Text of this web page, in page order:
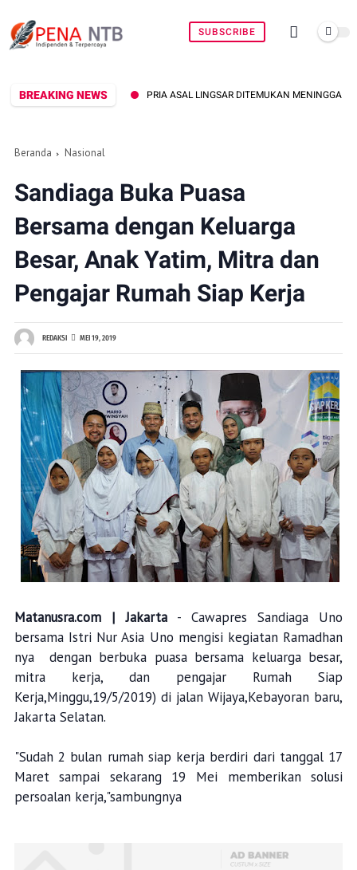
SUBSCRIBE
BREAKING NEWS
PRIA ASAL LINGSAR DITEMUKAN MENINGGAL DUNIA DI PINGGIR KALI
Beranda Nasional
Sandiaga Buka Puasa
Bersama dengan Keluarga
Besar, Anak Yatim, Mitra dan
Pengajar Rumah Siap Kerja
REDAKSI MEI 19, 2019
Matanusra.com | Jakarta- Cawapres Sandiaga Uno
bersama Istri Nur Asia Uno mengisi kegiatan Ramadhan
nya dengan berbuka puasa bersama keluarga besar,
mitra kerja, dan pengajar Rumah Siap
Kerja,Minggu,19/5/2019) di jalan Wijaya,Kebayoran baru,
Jakarta Selatan.
"Sudah 2 bulan rumah siap kerja berdiri dari tanggal 17
Maret sampai sekarang 19 Mei memberikan solusi
persoalan kerja,"sambungnya